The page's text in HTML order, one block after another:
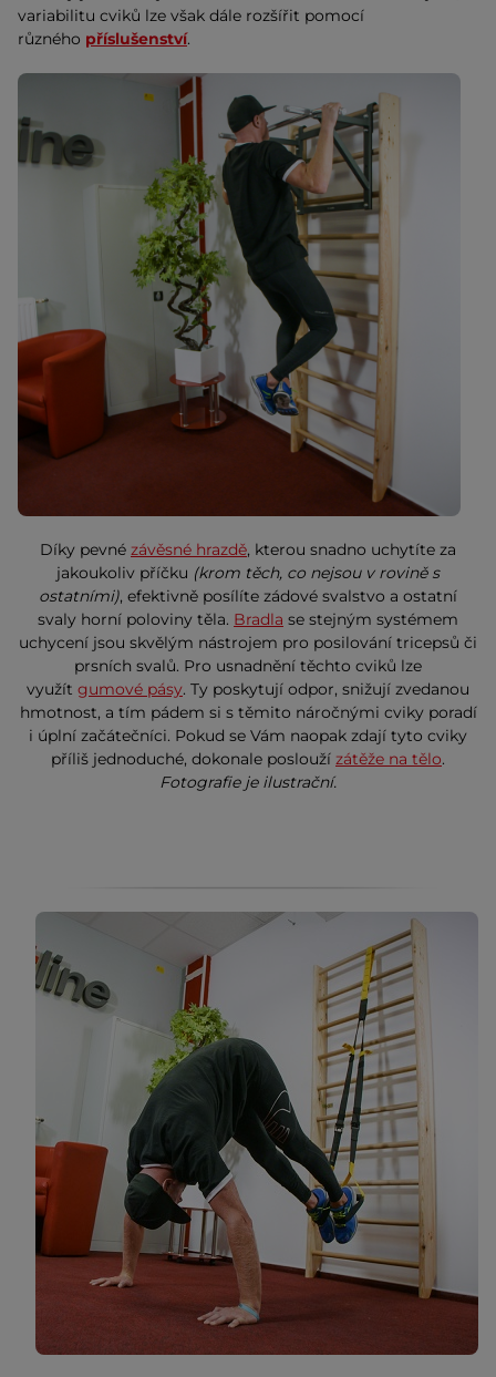
variabilitu cviků lze však dále rozšířit pomocí
různého příslušenství.
Díky pevné závěsné hrazdě, kterou snadno uchytíte za
jakoukoliv příčku (krom těch, co nejsou v rovině s
ostatními), efektivně posílíte zádové svalstvo a ostatní
svaly horní poloviny těla. Bradla se stejným systémem
uchycení jsou skvělým nástrojem pro posilování tricepsů či
prsních svalů. Pro usnadnění těchto cviků lze
využít gumové pásy. Ty poskytují odpor, snižují zvedanou
hmotnost, a tím pádem si s těmito náročnými cviky poradí
i úplní začátečníci. Pokud se Vám naopak zdají tyto cviky
příliš jednoduché, dokonale poslouží zátěže na tělo.
Fotografie je ilustrační.